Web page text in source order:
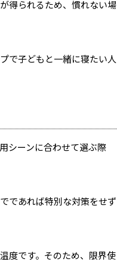
得られるため、慣れない場
で子どもと一緒に寝たい人
シーンに合わせて選ぶ際
であれば特別な対策をせず
度です。そのため、限界使